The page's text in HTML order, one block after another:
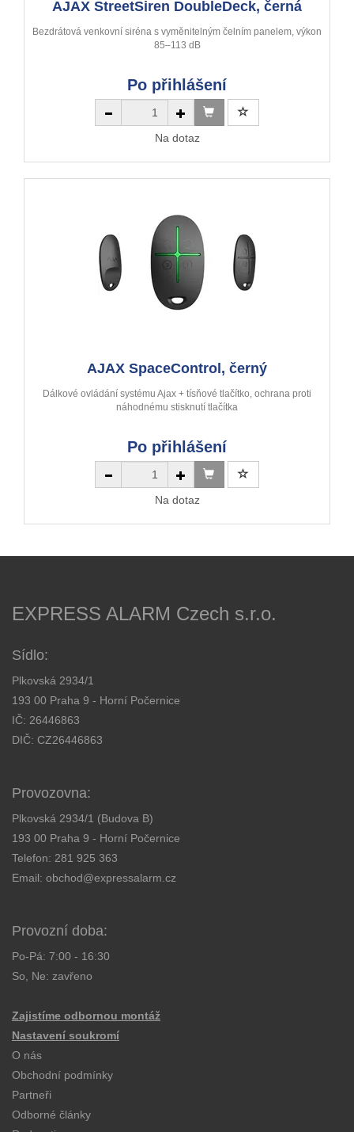
AJAX StreetSiren DoubleDeck, černá
Bezdrátová venkovní siréna s vyměnitelným čelním panelem, výkon
85–113 dB
Po přihlášení
Na dotaz
AJAX SpaceControl, černý
Dálkové ovládání systému Ajax + tísňové tlačítko, ochrana proti
náhodnému stisknutí tlačítka
Po přihlášení
Na dotaz
EXPRESS ALARM Czech s.r.o.
Sídlo:
Plkovská 2934/1
193 00 Praha 9 - Horní Počernice
IČ: 26446863
DIČ: CZ26446863
Provozovna:
Plkovská 2934/1 (Budova B)
193 00 Praha 9 - Horní Počernice
Telefon: 281 925 363
Email: obchod@expressalarm.cz
Provozní doba:
Po-Pá: 7:00 - 16:30
So, Ne: zavřeno
Zajistíme odbornou montáž
Nastavení soukromí
O nás
Obchodní podmínky
Partneři
Odborné články